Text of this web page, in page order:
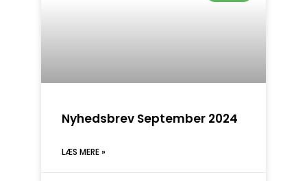
Nyhedsbrev September 2024
LÆS MERE »